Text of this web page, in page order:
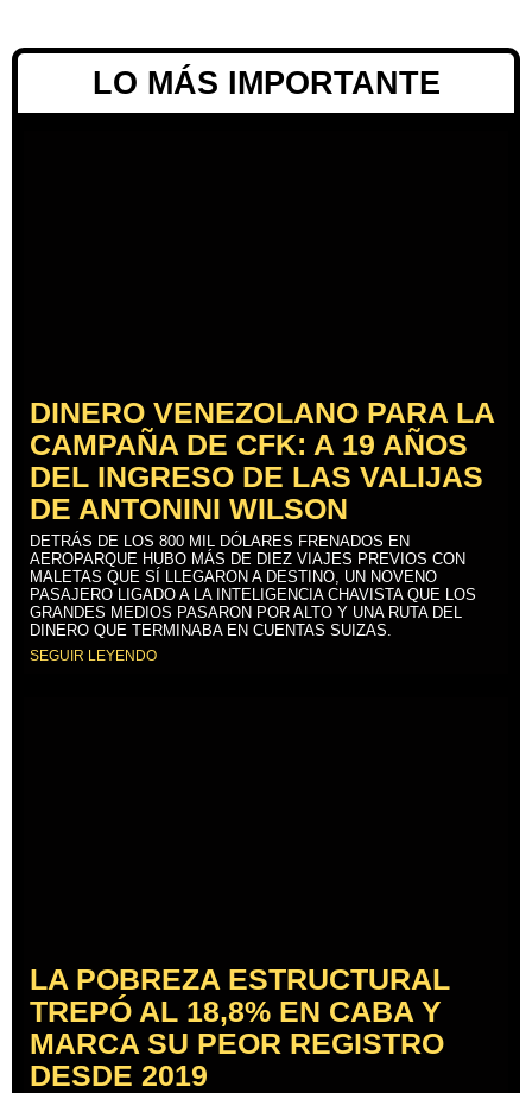
LO MÁS IMPORTANTE
DINERO VENEZOLANO PARA LA
CAMPAÑA DE CFK: A 19 AÑOS
DEL INGRESO DE LAS VALIJAS
DE ANTONINI WILSON
DETRÁS DE LOS 800 MIL DÓLARES FRENADOS EN
AEROPARQUE HUBO MÁS DE DIEZ VIAJES PREVIOS CON
MALETAS QUE SÍ LLEGARON A DESTINO, UN NOVENO
PASAJERO LIGADO A LA INTELIGENCIA CHAVISTA QUE LOS
GRANDES MEDIOS PASARON POR ALTO Y UNA RUTA DEL
DINERO QUE TERMINABA EN CUENTAS SUIZAS.
SEGUIR LEYENDO
LA POBREZA ESTRUCTURAL
TREPÓ AL 18,8% EN CABA Y
MARCA SU PEOR REGISTRO
DESDE 2019